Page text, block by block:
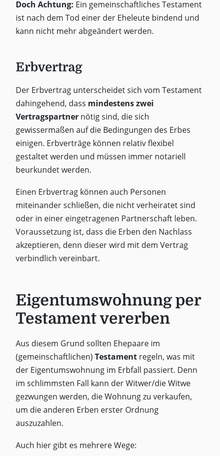
Doch Achtung: Ein gemeinschaftliches Testament
ist nach dem Tod einer der Eheleute bindend und
kann nicht mehr abgeändert werden.
Erbvertrag
Der Erbvertrag unterscheidet sich vom Testament
dahingehend, dass mindestens zwei
Vertragspartnernötig sind, die sich
gewissermaßen auf die Bedingungen des Erbes
einigen. Erbverträge können relativ flexibel
gestaltet werden und müssen immer notariell
beurkundet werden.
Einen Erbvertrag können auch Personen
miteinander schließen, die nicht verheiratet sind
oder in einer eingetragenen Partnerschaft leben.
Voraussetzung ist, dass die Erben den Nachlass
akzeptieren, denn dieser wird mit dem Vertrag
verbindlich vereinbart.
Eigentumswohnung per
Testament vererben
Aus diesem Grund sollten Ehepaare im
(gemeinschaftlichen) Testamentregeln, was mit
der Eigentumswohnung im Erbfall passiert. Denn
im schlimmsten Fall kann der Witwer/die Witwe
gezwungen werden, die Wohnung zu verkaufen,
um die anderen Erben erster Ordnung
auszuzahlen.
Auch hier gibt es mehrere Wege: